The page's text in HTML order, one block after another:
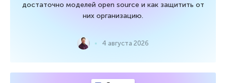
достаточно моделей open source и как защитить от
них организацию.
4 августа 2026